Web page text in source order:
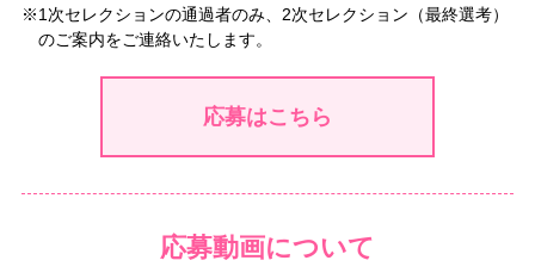
※1次セレクションの通過者のみ、2次セレクション（最終選考）
のご案内をご連絡いたします。
応募はこちら
応募動画について